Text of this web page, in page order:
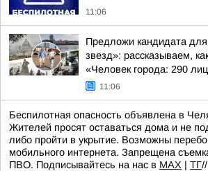
11:06
Предложи кандидата
звезд»: рассказываем,
«Человек города: 290
11:06
Беспилотная опасность объявлена в
Жителей просят оставаться дома и не
либо пройти в укрытие. Возможны
мобильного интернета. Запрещена
ПВО. Подписывайтесь на нас в MAХ | ТГ//